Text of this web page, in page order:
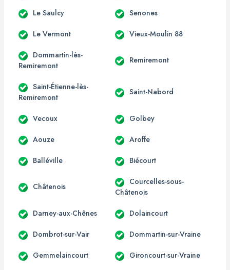
Le Saulcy Senones
Le Vermont Vieux-Moulin 88
Dommartin-lès-
Remiremont
Remiremont
Saint-Étienne-lès-
Remiremont
Saint-Nabord
Vecoux Golbey
Aouze Aroffe
Balléville Biécourt
Châtenois
Courcelles-sous-
Châtenois
Darney-aux-Chênes Dolaincourt
Dombrot-sur-Vair Dommartin-sur-Vraine
Gemmelaincourt Gironcourt-sur-Vraine